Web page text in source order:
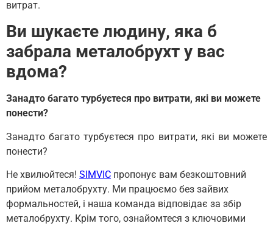
витрат.
Ви шукаєте людину, яка б
забрала металобрухт у вас
вдома?
Занадто багато турбуєтеся про витрати, які ви можете
понести?
Занадто багато турбуєтеся про витрати, які ви можете
понести?
Не хвилюйтеся! SIMVIC пропонує вам безкоштовний
прийом металобрухту. Ми працюємо без зайвих
формальностей, і наша команда відповідає за збір
металобрухту. Крім того, ознайомтеся з ключовими